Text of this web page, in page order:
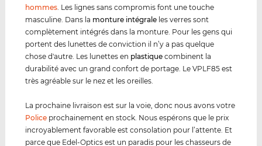
hommes . Les lignes sans compromis font une touche
masculine. Dans la monture intégrale les verres sont
complètement intégrés dans la monture. Pour les gens qui
portent des lunettes de conviction il n’y a pas quelque
chose d'autre. Les lunettes en plastique combinent la
durabilité avec un grand confort de portage. Le VPLF85 est
très agréable sur le nez et les oreilles.
La prochaine livraison est sur la voie, donc nous avons votre
Police prochainement en stock. Nous espérons que le prix
incroyablement favorable est consolation pour l’attente. Et
parce que Edel-Optics est un paradis pour les chasseurs de